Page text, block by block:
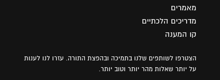
מאמרים
מדריכים הלכתיים
קו המענה
הצטרפו לשותפים שלנו בתמיכה ובהפצת התורה. עזרו לנו לענות
על יותר שאלות מהר יותר וטוב יותר.